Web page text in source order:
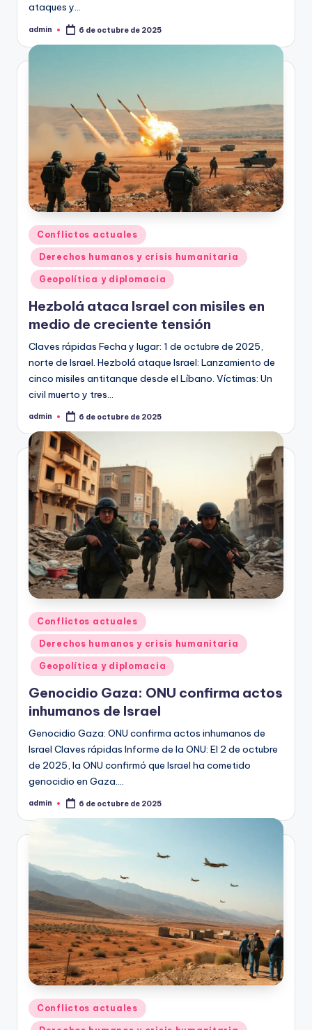
ataques y…
Publicado
admin 6 de octubre de 2025
Publicado
en
Conflictos actuales
Derechos humanos y crisis humanitaria
Geopolítica y diplomacia
Hezbolá ataca Israel con misiles en
medio de creciente tensión
Claves rápidas Fecha y lugar: 1 de octubre de 2025,
norte de Israel. Hezbolá ataque Israel: Lanzamiento de
cinco misiles antitanque desde el Líbano. Víctimas: Un
civil muerto y tres…
Publicado
admin 6 de octubre de 2025
Publicado
en
Conflictos actuales
Derechos humanos y crisis humanitaria
Geopolítica y diplomacia
Genocidio Gaza: ONU confirma actos
inhumanos de Israel
Genocidio Gaza: ONU confirma actos inhumanos de
Israel Claves rápidas Informe de la ONU: El 2 de octubre
de 2025, la ONU confirmó que Israel ha cometido
genocidio en Gaza.…
Publicado
admin 6 de octubre de 2025
Publicado
en
Conflictos actuales